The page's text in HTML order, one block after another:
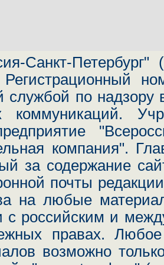
Санкт-Петербург" (
Регистрационный
службой по
компания".
за содержание
почты
на любые
с российским и
правах. Любое
возможно